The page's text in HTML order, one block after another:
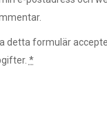
detta formulär
*